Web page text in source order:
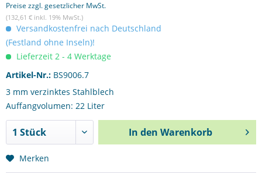
Preise zzgl. gesetzlicher MwSt.
(132,61 € inkl. 19% MwSt.)
Versandkostenfrei nach Deutschland
(Festland ohne Inseln)!
Lieferzeit 2 - 4 Werktage
Artikel-Nr.: BS9006.7
3 mm verzinktes Stahlblech
Auffangvolumen: 22 Liter
In den Warenkorb
Merken